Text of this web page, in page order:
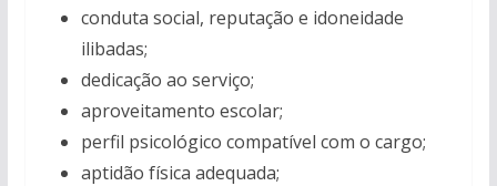
conduta social, reputação e idoneidade
ilibadas;
dedicação ao serviço;
aproveitamento escolar;
perfil psicológico compatível com o cargo;
aptidão física adequada;